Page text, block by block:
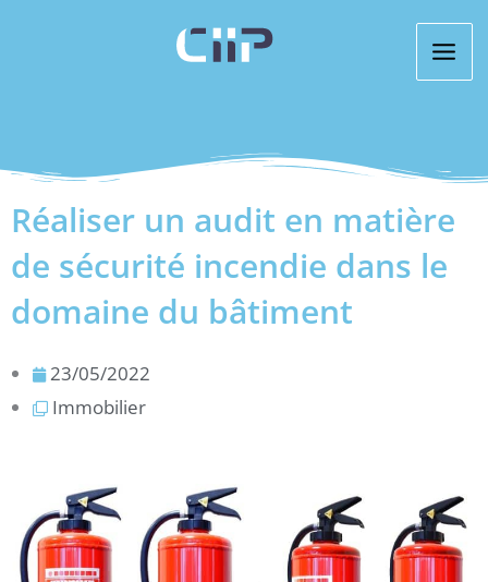
Réaliser un audit en matière
de sécurité incendie dans le
domaine du bâtiment
23/05/2022
Immobilier